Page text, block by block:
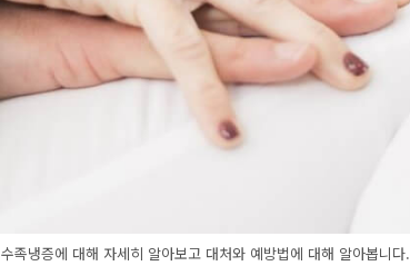
수족냉증에 대해 자세히 알아보고 대처와 예방법에 대해 알아봅니다.